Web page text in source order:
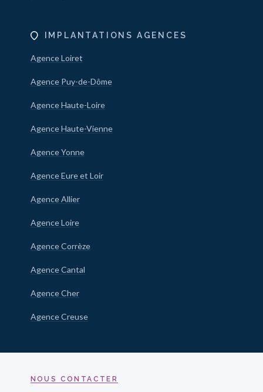
IMPLANTATIONS AGENCES
Agence Loiret
Agence Puy-de-Dôme
Agence Haute-Loire
Agence Haute-Vienne
Agence Yonne
Agence Eure et Loir
Agence Allier
Agence Loire
Agence Corrèze
Agence Cantal
Agence Cher
Agence Creuse
NOUS CONTACTER